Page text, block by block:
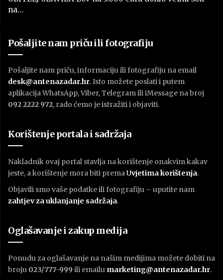
na…
Pošaljite nam priču ili fotografiju
Pošaljite nam priču, informaciju ili fotografiju na email
desk@antenazadar.hr. Isto možete poslati i putem
aplikacija WhatsApp, Viber, Telegram ili iMessage na broj
092 2222 972, rado ćemo je istražiti i objaviti.
Korištenje portala i sadržaja
Nakladnik ovaj portal stavlja na korištenje onakvim kakav
jeste, a korištenje mora biti premaUvjetima korištenja.
Objavili smo vaše podatke ili fotografiju – uputite nam
zahtjev za uklanjanje sadržaja.
Oglašavanje i zakup medija
Ponudu za oglašavanje na našim medijima možete dobiti na
broju 023/777-999 ili emailu marketing@antenazadar.hr.